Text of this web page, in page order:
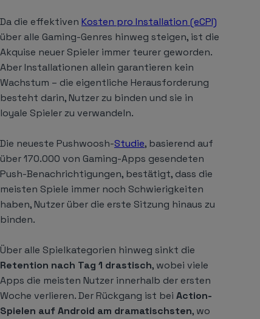
Da die effektiven Kosten pro Installation (eCPI)
über alle Gaming-Genres hinweg steigen, ist die
Akquise neuer Spieler immer teurer geworden.
Aber Installationen allein garantieren kein
Wachstum – die eigentliche Herausforderung
besteht darin, Nutzer zu binden und sie in
loyale Spieler zu verwandeln.
Die neueste Pushwoosh-Studie, basierend auf
über 170.000 von Gaming-Apps gesendeten
Push-Benachrichtigungen, bestätigt, dass die
meisten Spiele immer noch Schwierigkeiten
haben, Nutzer über die erste Sitzung hinaus zu
binden.
Über alle Spielkategorien hinweg sinkt die
Retention nach Tag 1 drastisch, wobei viele
Apps die meisten Nutzer innerhalb der ersten
Woche verlieren. Der Rückgang ist bei Action-
Spielen auf Android am dramatischsten, wo